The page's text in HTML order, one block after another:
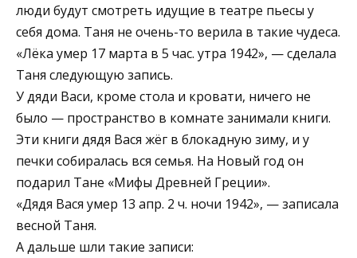
люди будут смотреть идущие в театре пьесы у
себя дома. Таня не очень-то верила в такие чудеса.
«Лёка умер 17 марта в 5 час. утра 1942», — сделала
Таня следующую запись.
У дяди Васи, кроме стола и кровати, ничего не
было — пространство в комнате занимали книги.
Эти книги дядя Вася жёг в блокадную зиму, и у
печки собиралась вся семья. На Новый год он
подарил Тане «Мифы Древней Греции».
«Дядя Вася умер 13 апр. 2 ч. ночи 1942», — записала
весной Таня.
А дальше шли такие записи: